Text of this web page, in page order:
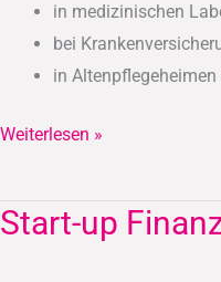
in medizinischen
bei
in
Weiterlesen »
Start-up
Start-